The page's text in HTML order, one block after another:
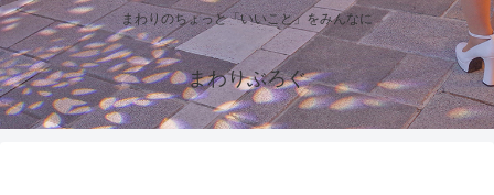
まわりのちょっと「いいこと」をみんなに
まわりぶろぐ